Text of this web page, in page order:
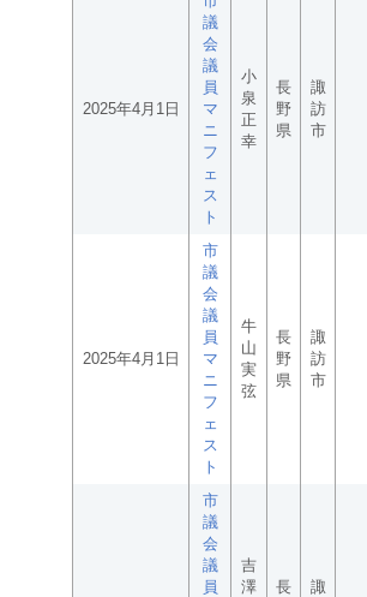
2025年4月1日
議
会
議
員
マ
ニ
フ
ェ
ス
ト
小
泉
正
幸
長
野
県
諏
訪
市
2025年4月1日
市
議
会
議
員
マ
ニ
フ
ェ
ス
ト
牛
山
実
弦
長
野
県
諏
訪
市
市
議
会
議
員
吉
澤
長
諏